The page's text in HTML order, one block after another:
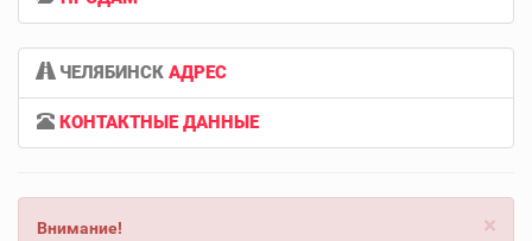
ЧЕЛЯБИНСК АДРЕС
КОНТАКТНЫЕ ДАННЫЕ
×
Внимание!